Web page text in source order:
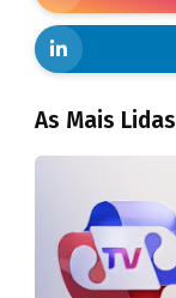
As Mais Lidas